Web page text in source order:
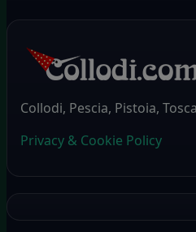
Collodi, Pescia, Pistoia,
Privacy & Cookie Policy